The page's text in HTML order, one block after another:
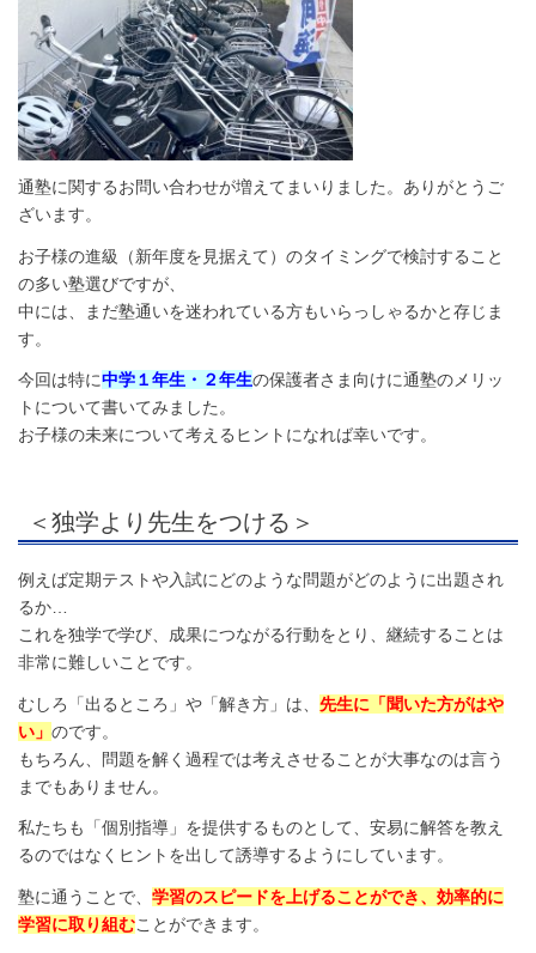
通塾に関するお問い合わせが増えてまいりました。ありがとうご
ざいます。
お子様の進級（新年度を見据えて）のタイミングで検討すること
の多い塾選びですが、
中には、まだ塾通いを迷われている方もいらっしゃるかと存じま
す。
今回は特に中学１年生・２年生の保護者さま向けに通塾のメリッ
トについて書いてみました。
お子様の未来について考えるヒントになれば幸いです。
＜独学より先生をつける＞
例えば定期テストや入試にどのような問題がどのように出題され
るか…
これを独学で学び、成果につながる行動をとり、継続することは
非常に難しいことです。
むしろ「出るところ」や「解き方」は、 先生に「聞いた方がはや
い」 のです。
もちろん、問題を解く過程では考えさせることが大事なのは言う
までもありません。
私たちも「個別指導」を提供するものとして、安易に解答を教え
るのではなくヒントを出して誘導するようにしています。
塾に通うことで、 学習のスピードを上げることができ、効率的に
学習に取り組むことができます。